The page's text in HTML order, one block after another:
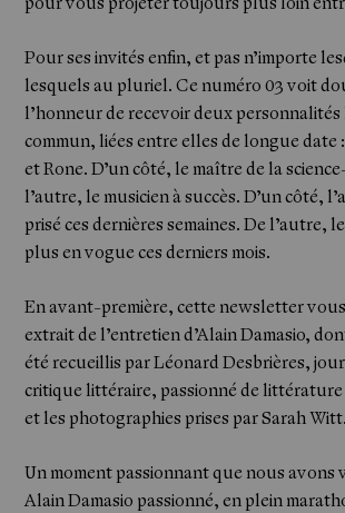
Pour ses invités enfin, et pas n’importe
lesquels au pluriel. Ce numéro 03 voit
l’honneur de recevoir deux personnalités
commun, liées entre elles de longue date
et Rone. D’un côté, le maître de la
l’autre, le musicien à succès. D’un côté,
prisé ces dernières semaines. De l’autre,
plus en vogue ces derniers mois.
En avant-première, cette newsletter
extrait de l’entretien d’Alain Damasio,
été recueillis par Léonard Desbrières,
critique littéraire, passionné de littérature
et les photographies prises par Sarah Witt.
Un moment passionnant que nous avons
Alain Damasio passionné, en plein